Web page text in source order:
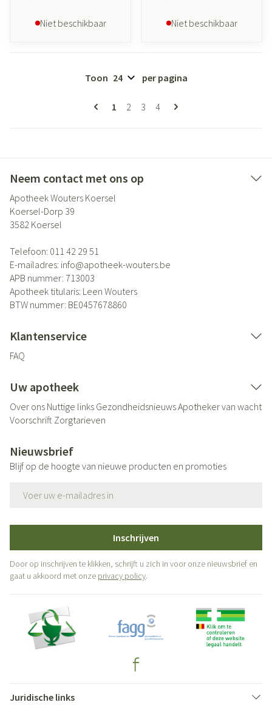
Niet beschikbaar Niet beschikbaar
Pagina's
U lees momenteel pagina
1 Pagina
2 Pagina
3 Pagina
4
Toon per pagina
Neem contact met ons op
Apotheek Wouters Koersel
Koersel-Dorp 39
3582 Koersel
Telefoon: 011 42 29 51
E-mailadres: info@apotheek-wouters.be
APB nummer: 713003
Apotheek titularis: Leen Wouters
BTW nummer: BE0457678860
Klantenservice
FAQ
Uw apotheek
Over ons Nuttige links GezondheidsnieuwsApotheker van wacht
Voorschrift Zorgtarieven
Nieuwsbrief
Blijf op de hoogte van nieuwe producten en promoties
Inschrijven
Door op inschrijven te klikken, schrijft u zich in voor onze nieuwsbrief en
gaat u akkoord met onze privacy policy.
Juridische links